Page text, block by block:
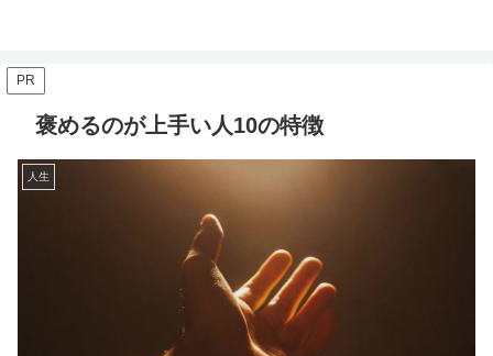
PR
褒めるのが上手い人10の特徴
人生